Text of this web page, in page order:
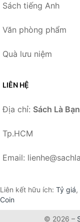
Sách tiếng Anh
Văn phòng phẩm
Quà lưu niệm
LIÊN HỆ
Địa chỉ: Sách Là Bạn
Tp.HCM
Email:
Liên kết hữu ích: Tỷ giá,
Coin
© 2026 –